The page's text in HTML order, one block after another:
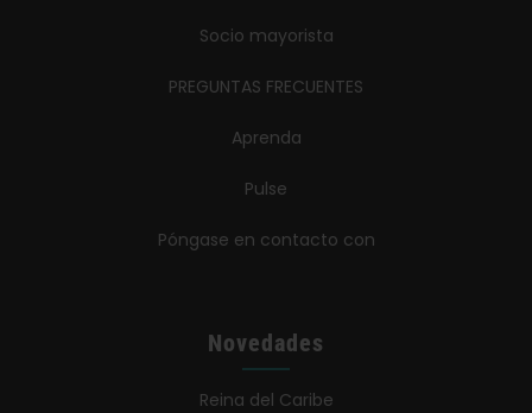
Socio mayorista
PREGUNTAS FRECUENTES
Aprenda
Pulse
Póngase en contacto con
Novedades
Reina del Caribe